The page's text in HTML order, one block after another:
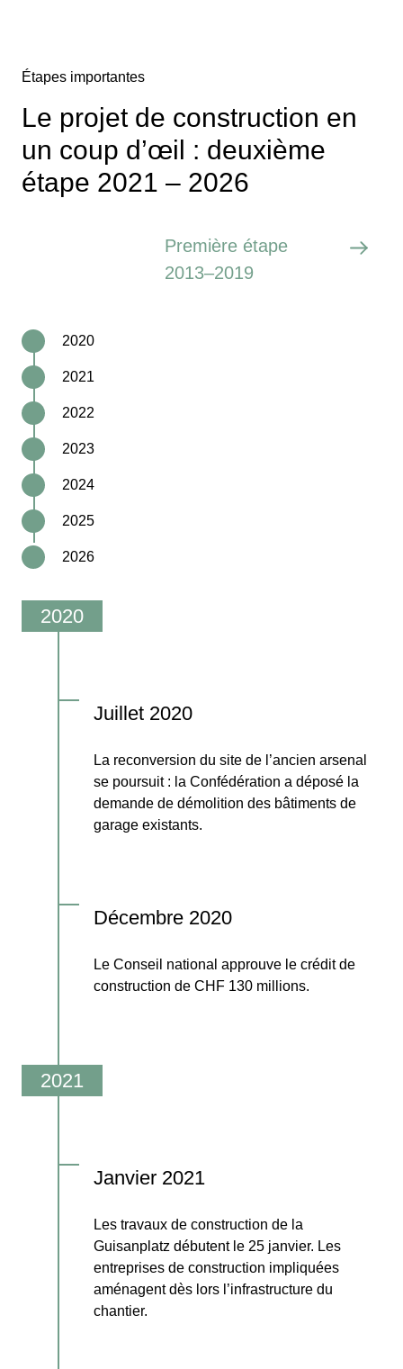
Étapes importantes
Le projet de construction en
un coup d’œil : deuxième
étape 2021 – 2026
Première étape
2013–2019
Juillet 2020
La reconversion du site de l’ancien arsenal
se poursuit : la Confédération a déposé la
demande de démolition des bâtiments de
garage existants.
Décembre 2020
Le Conseil national approuve le crédit de
construction de CHF 130 millions.
Janvier 2021
Les travaux de construction de la
Guisanplatz débutent le 25 janvier. Les
entreprises de construction impliquées
aménagent dès lors l’infrastructure du
chantier.
2020
2021
2022
2023
2024
2025
2026